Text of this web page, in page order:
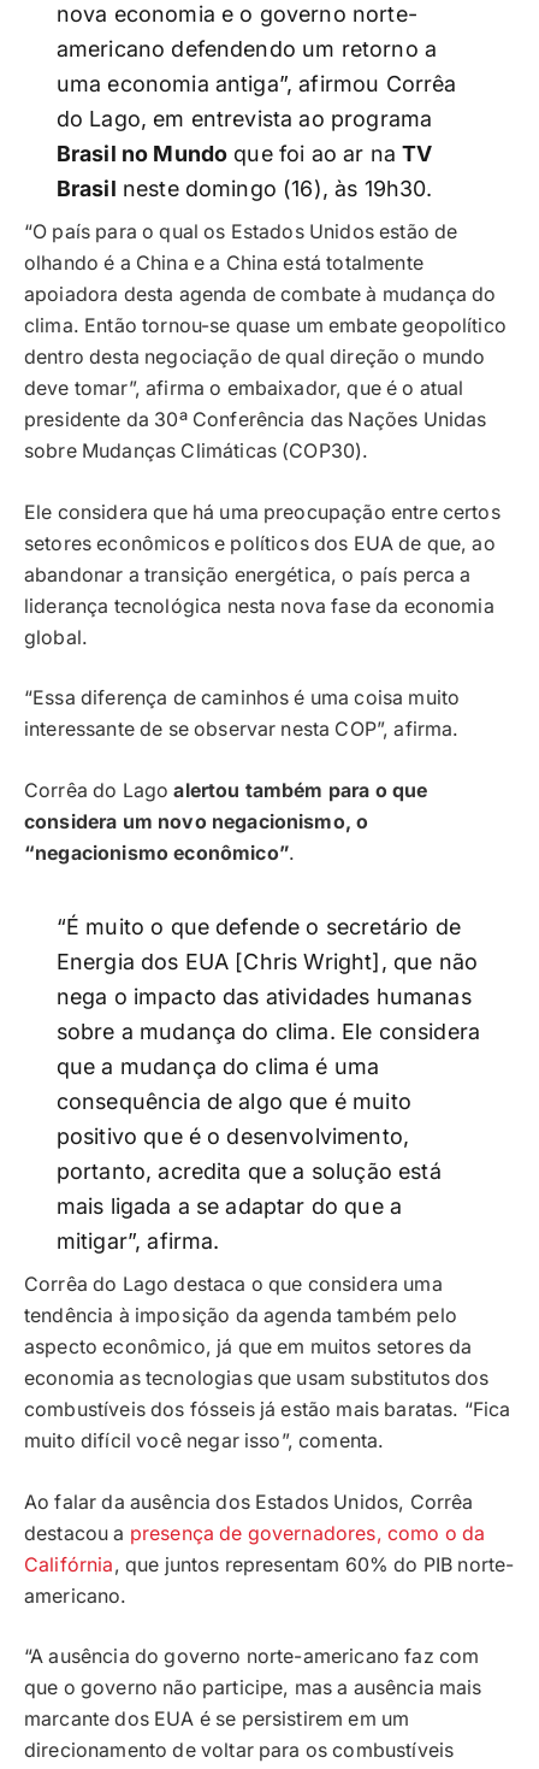
nova economia e o governo norte-
americano defendendo um retorno a
uma economia antiga”, afirmou Corrêa
do Lago, em entrevista ao programa
Brasil no Mundo que foi ao ar naTV
Brasil neste domingo (16), às 19h30.
“O país para o qual os Estados Unidos estão de
olhando é a China e a China está totalmente
apoiadora desta agenda de combate à mudança do
clima. Então tornou-se quase um embate geopolítico
dentro desta negociação de qual direção o mundo
deve tomar”, afirma o embaixador, que é o atual
presidente da 30ª Conferência das Nações Unidas
sobre Mudanças Climáticas (COP30).
Ele considera que há uma preocupação entre certos
setores econômicos e políticos dos EUA de que, ao
abandonar a transição energética, o país perca a
liderança tecnológica nesta nova fase da economia
global.
“Essa diferença de caminhos é uma coisa muito
interessante de se observar nesta COP”, afirma.
Corrêa do Lago alertou também para o que
considera um novo negacionismo, o
“negacionismo econômico”.
“É muito o que defende o secretário de
Energia dos EUA [Chris Wright], que não
nega o impacto das atividades humanas
sobre a mudança do clima. Ele considera
que a mudança do clima é uma
consequência de algo que é muito
positivo que é o desenvolvimento,
portanto, acredita que a solução está
mais ligada a se adaptar do que a
mitigar”, afirma.
Corrêa do Lago destaca o que considera uma
tendência à imposição da agenda também pelo
aspecto econômico, já que em muitos setores da
economia as tecnologias que usam substitutos dos
combustíveis dos fósseis já estão mais baratas. “Fica
muito difícil você negar isso”, comenta.
Ao falar da ausência dos Estados Unidos, Corrêa
destacou a presença de governadores, como o da
Califórnia, que juntos representam 60% do PIB norte-
americano.
“A ausência do governo norte-americano faz com
que o governo não participe, mas a ausência mais
marcante dos EUA é se persistirem em um
direcionamento de voltar para os combustíveis